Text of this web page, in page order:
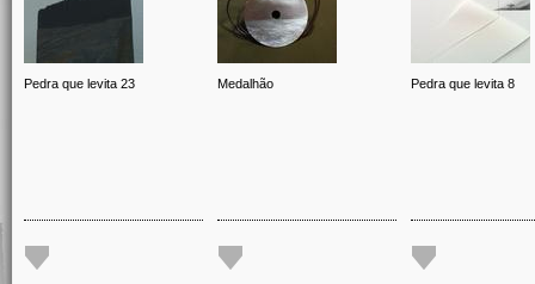
Pedra que levita 23 Medalhão Pedra que levita 8